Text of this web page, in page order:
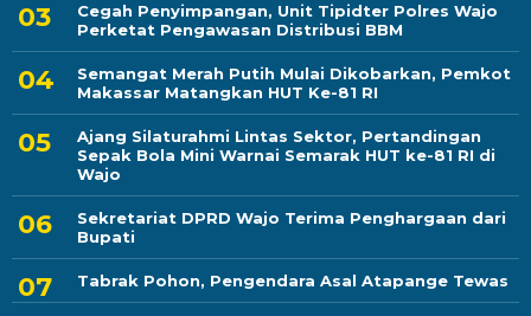
Cegah Penyimpangan, Unit Tipidter Polres Wajo
Perketat Pengawasan Distribusi BBM
Semangat Merah Putih Mulai Dikobarkan, Pemkot
Makassar Matangkan HUT Ke-81 RI
Ajang Silaturahmi Lintas Sektor, Pertandingan
Sepak Bola Mini Warnai Semarak HUT ke-81 RI di
Wajo
Sekretariat DPRD Wajo Terima Penghargaan dari
Bupati
Tabrak Pohon, Pengendara Asal Atapange Tewas